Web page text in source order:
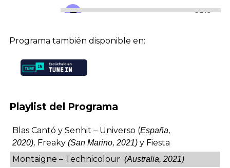
Programa también disponible en:
Playlist del Programa
Blas Cantó y Senhit – Universo (España,
2020), Freaky(San Marino, 2021)y Fiesta
Montaigne – Technicolour(Australia, 2021)